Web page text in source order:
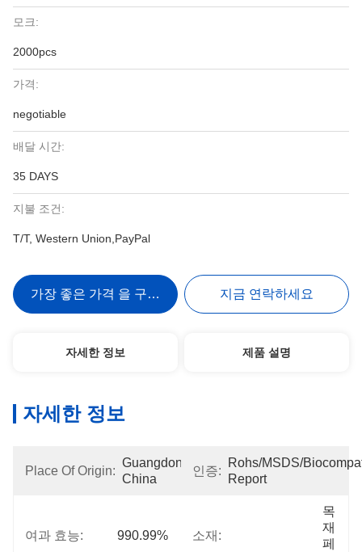
모크:
2000pcs
가격:
negotiable
배달 시간:
35 DAYS
지불 조건:
T/T, Western Union,PayPal
가장 좋은 가격 을 구하라 지금 연락하세요
자세한 정보 제품 설명
자세한 정보
Place Of Origin:
Guangdong,
China
인증:
Rohs/MSDS/
Report
여과 효능: 990.99% 소재:
목
재
페